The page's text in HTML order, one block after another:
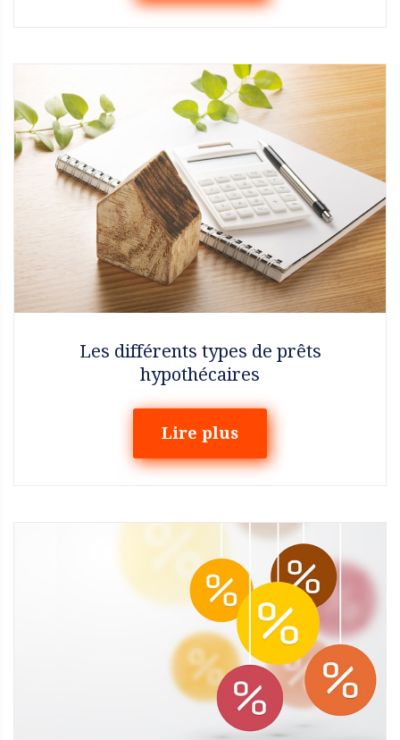
Les différents types de prêts
hypothécaires
Lire plus